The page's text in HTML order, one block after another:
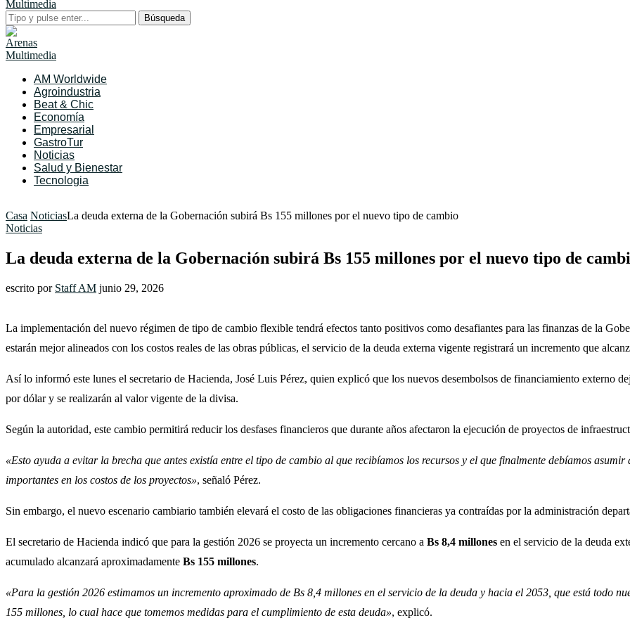
Búsqueda
AM Worldwide
Agroindustria
Beat & Chic
Economía
Empresarial
GastroTur
Noticias
Salud y Bienestar
Tecnologia
Casa NoticiasLa deuda externa de la Gobernación subirá Bs 155 millones por el nuevo tipo de cambio
Noticias
La deuda externa de la Gobernación subirá Bs 155 millones por el nuevo tipo de
escrito por Staff AM junio 29, 2026
La implementación del nuevo régimen de tipo de cambio flexible tendrá efectos tanto positivos como desafiantes para las finanzas de la
estarán mejor alineados con los costos reales de las obras públicas, el servicio de la deuda externa vigente registrará un incremento que
Así lo informó este lunes el secretario de Hacienda, José Luis Pérez, quien explicó que los nuevos desembolsos de financiamiento externo
por dólar y se realizarán al valor vigente de la divisa.
Según la autoridad, este cambio permitirá reducir los desfases financieros que durante años afectaron la ejecución de proyectos de
«Esto ayuda a evitar la brecha que antes existía entre el tipo de cambio al que recibíamos los recursos y el que finalmente debíamos
importantes en los costos de los proyectos», señaló Pérez.
Sin embargo, el nuevo escenario cambiario también elevará el costo de las obligaciones financieras ya contraídas por la administración
El secretario de Hacienda indicó que para la gestión 2026 se proyecta un incremento cercano a Bs 8,4 millones en el servicio de la deuda
acumulado alcanzará aproximadamente Bs 155 millones.
«Para la gestión 2026 estimamos un incremento aproximado de Bs 8,4 millones en el servicio de la deuda y hacia el 2053, que está todo
155 millones, lo cual hace que tomemos medidas para el cumplimiento de esta deuda», explicó.